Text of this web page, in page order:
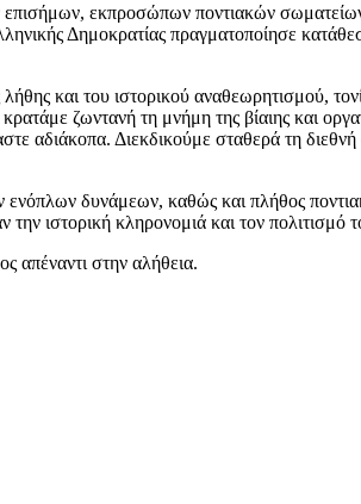
εκπροσώπων ποντιακών
Δημοκρατίας πραγματοποίησε
και του ιστορικού αναθεωρητισμού,
ζωντανή τη μνήμη της βίαιης και
αδιάκοπα. Διεκδικούμε σταθερά τη
δυνάμεων, καθώς και πλήθος
ιστορική κληρονομιά και τον πολιτισμό
απέναντι στην αλήθεια.